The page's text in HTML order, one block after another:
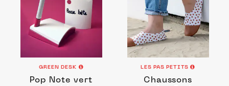
GREEN DESK
Pop Note vert
LES PAS PETITS
Chaussons